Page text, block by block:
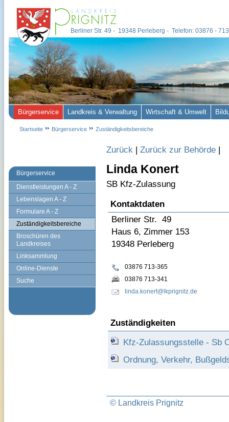
Bürgerservice
Dienstleistungen A - Z
Lebenslagen A - Z
Formulare A - Z
Zuständigkeitsbereiche
Broschüren des
Landkreises
Linksammlung
Online-Dienste
Suche
Zurück | Zurück zur Behörde |
Linda Konert
SB Kfz-Zulassung
Kontaktdaten
Berliner Str. 49
Haus 6, Zimmer 153
19348 Perleberg
03876 713-365
03876 713-341
linda.konert@lkprignitz.de
Zuständigkeiten
Kfz-Zulassungsstelle - Sb
Ordnung, Verkehr,
© Landkreis Prignitz
Berliner Str. 49 - 19348 Perleberg - Telefon: 03876 -
Bürgerservice Landkreis & Verwaltung Wirtschaft & Umwelt
Startseite Bürgerservice Zuständigkeitsbereiche